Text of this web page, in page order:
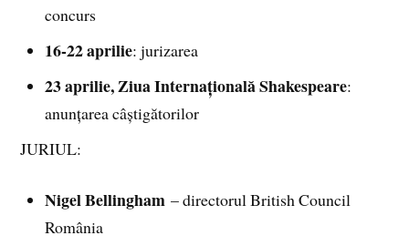
concurs
16-22 aprilie: jurizarea
23 aprilie, Ziua Internațională Shakespeare:
anunțarea câștigătorilor
JURIUL:
Nigel Bellingham – directorul British Council
România